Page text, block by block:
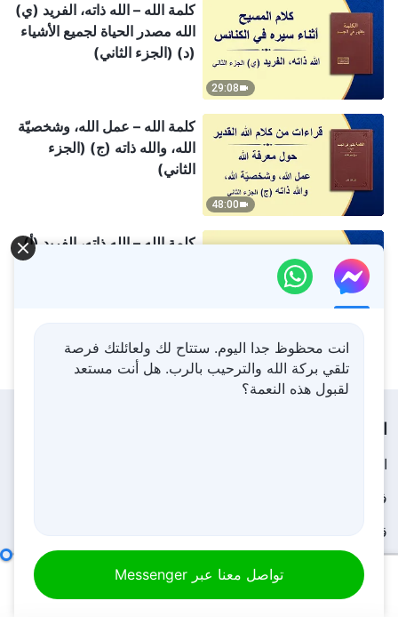
29:08
كلمة الله – الله ذاته، الفريد (ي)
الله مصدر الحياة لجميع الأشياء
(د) (الجزء الثاني)
48:00
كلمة الله – عمل الله، وشخصيّة
الله، والله ذاته (ج) (الجزء
الثاني)
كلمة الله – الله ذاته، الفريد (أ)
القائمة
الصفحة الرئيسية
فيديوهات
قراءات
شهادات
مَن نحن
انت محظوظ جدا اليوم. ستتاح لك ولعائلتك فرصة
تلقي بركة الله والترحيب بالرب. هل أنت مستعد
لقبول هذه النعمة؟
تواصل معنا عبر Messenger
يجب عليك أن تحافظ على عبادتك لله